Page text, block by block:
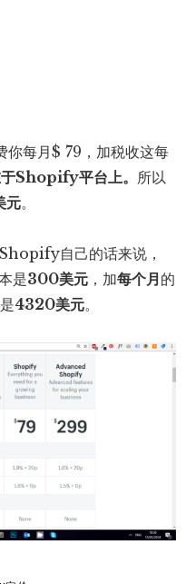
你每月$ 79，加税收这每
Shopify平台上。 所以
元。
自己的话来说，
是300美元 ，加每个月 的
是4320美元。